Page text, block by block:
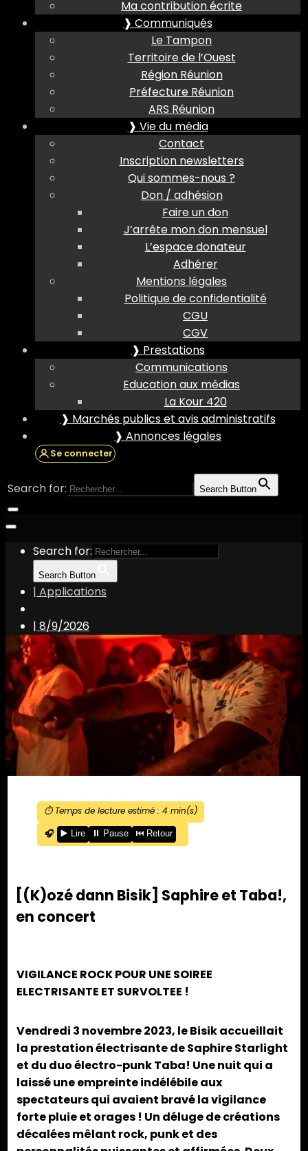
Ma contribution écrite
❱ Communiqués
Le Tampon
Territoire de l’Ouest
Région Réunion
Préfecture Réunion
ARS Réunion
❱ Vie du média
Contact
Inscription newsletters
Qui sommes-nous ?
Don / adhésion
Faire un don
J’arrête mon don mensuel
L’espace donateur
Adhérer
Mentions légales
Politique de confidentialité
CGU
CGV
❱ Prestations
Communications
Education aux médias
La Kour 420
❱ Marchés publics et avis administratifs
❱ Annonces légales
Se connecter
Search for: Search Button
Search for:
Search Button
| Applications
| 8/9/2026
⏱️ Temps de lecture estimé : 4 min(s)
🎧
▶️ Lire ⏸️ Pause ⏮️ Retour
[(K)ozé dann Bisik] Saphire et Taba!,
en concert
VIGILANCE ROCK POUR UNE SOIREE
ELECTRISANTE ET SURVOLTEE !
Vendredi 3 novembre 2023, le Bisik accueillait
la prestation électrisante de Saphire Starlight
et du duo électro-punk Taba! Une nuit qui a
laissé une empreinte indélébile aux
spectateurs qui avaient bravé la vigilance
forte pluie et orages ! Un déluge de créations
décalées mêlant rock, punk et des